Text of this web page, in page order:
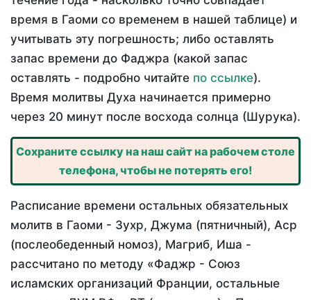
время в Гаоми со временем в нашей таблице) и
учитывать эту погрешность; либо оставлять
запас времени до Фаджра (какой запас
оставлять - подробно читайте по ссылке).
Время молитвы Духа начинается примерно
через 20 минут после восхода солнца (Шурука).
Сохраните ссылку на наш сайт на рабочем столе
телефона, чтобы не потерять его!
Расписание времени остальных обязательных
молитв в Гаоми - Зухр, Джума (пятничный), Аср
(послеобеденный номоз), Магриб, Иша -
рассчитано по методу «Фаджр - Союз
исламских организаций Франции, остальные